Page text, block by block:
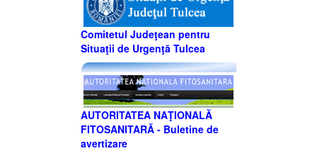
Comitetul Judeţean pentru
Situaţii de Urgenţă Tulcea
AUTORITATEA NAŢIONALĂ
FITOSANITARĂ - Buletine de
avertizare